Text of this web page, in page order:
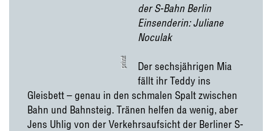
privat
der S-Bahn Berlin
Einsenderin: Juliane
Noculak
Der sechsjährigen Mia
fällt ihr Teddy ins
Gleisbett – genau in den schmalen Spalt zwischen
Bahn und Bahnsteig. Tränen helfen da wenig, aber
Jens Uhlig von der Verkehrsaufsicht der Berliner S-